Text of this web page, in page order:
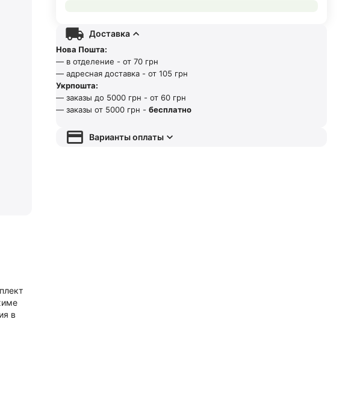
Доставка
Нова Пошта:
— в отделение - от 70 грн
— адресная доставка - от 105 грн
Укрпошта:
— заказы до 5000 грн - от 60 грн
— заказы от 5000 грн - бесплатно
Варианты оплаты
в